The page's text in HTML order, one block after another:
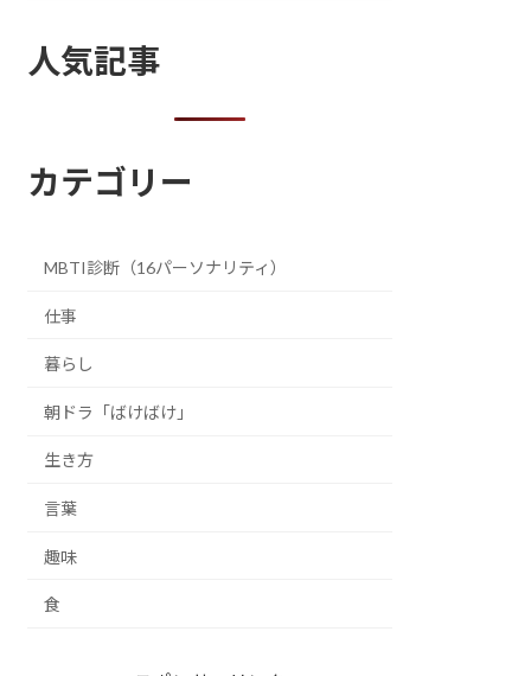
人気記事
カテゴリー
MBTI診断（16パーソナリティ）
仕事
暮らし
朝ドラ「ばけばけ」
生き方
言葉
趣味
食